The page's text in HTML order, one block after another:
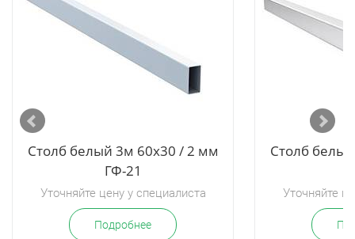
Столб белый 3м 60х30 / 2 мм
ГФ-21
Уточняйте цену у специалиста
Подробнее
Столб
Уточняйте